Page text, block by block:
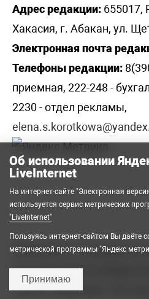
Адрес редакции: 655017,
Хакасия, г. Абакан, ул.
Электронная почта
Телефоны редакции:
приемная, 222-248 -
2230 - отдел рекламы,
2008-2026 ©
учреждение Республики
газеты «Хакасия». Все
Об использовании
LiveInternet
На интернет-сайте "Электронная
используется сервис метрических
"LiveInternet"
Пользуясь интернет-сайтом Вы даёте
метрической программы "Яндекс
Принимаю